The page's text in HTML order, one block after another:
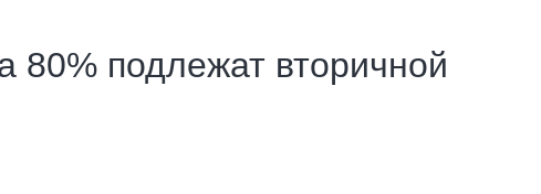
80% подлежат вторичной